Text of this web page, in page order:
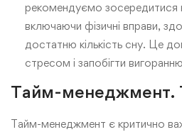
рекомендуємо зосередитися
включаючи фізичні вправи,
достатню кількість сну. Це
стресом і запобігти
Тайм-менеджмент.
Тайм-менеджмент є критично